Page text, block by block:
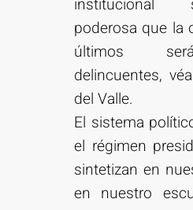
poderosa que la
últimos
delincuentes,
del Valle.
El sistema
el régimen
sintetizan en
en nuestro